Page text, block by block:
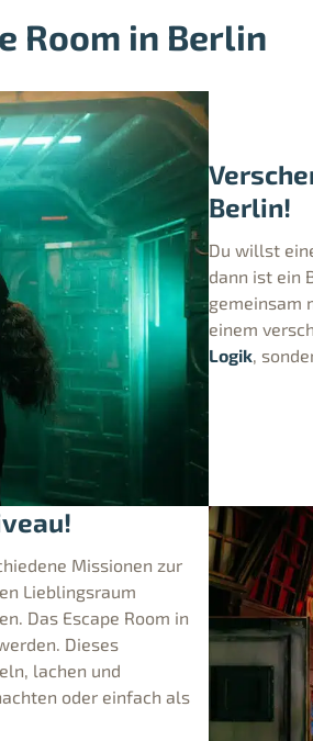
Room in Berlin
Berlin!
Du willst
dann ist ein
gemeinsam
einem
Logik ,
Missionen zur
Lieblingsraum
Das Escape Room in
Dieses
lachen und
oder einfach als